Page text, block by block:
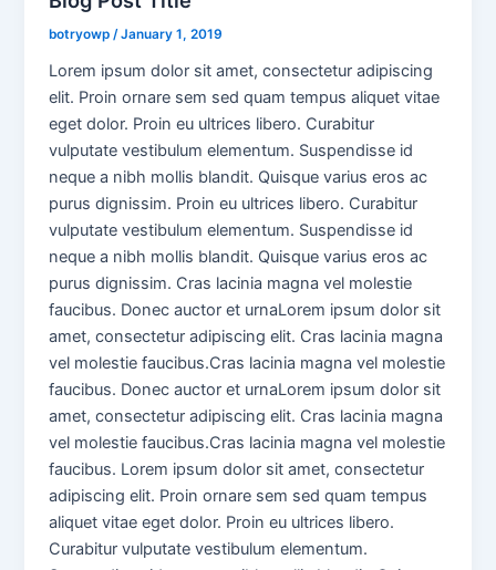
botryowp /January 1, 2019
Lorem ipsum dolor sit amet, consectetur adipiscing
elit. Proin ornare sem sed quam tempus aliquet vitae
eget dolor. Proin eu ultrices libero. Curabitur
vulputate vestibulum elementum. Suspendisse id
neque a nibh mollis blandit. Quisque varius eros ac
purus dignissim. Proin eu ultrices libero. Curabitur
vulputate vestibulum elementum. Suspendisse id
neque a nibh mollis blandit. Quisque varius eros ac
purus dignissim. Cras lacinia magna vel molestie
faucibus. Donec auctor et urnaLorem ipsum dolor sit
amet, consectetur adipiscing elit. Cras lacinia magna
vel molestie faucibus.Cras lacinia magna vel molestie
faucibus. Donec auctor et urnaLorem ipsum dolor sit
amet, consectetur adipiscing elit. Cras lacinia magna
vel molestie faucibus.Cras lacinia magna vel molestie
faucibus. Lorem ipsum dolor sit amet, consectetur
adipiscing elit. Proin ornare sem sed quam tempus
aliquet vitae eget dolor. Proin eu ultrices libero.
Curabitur vulputate vestibulum elementum.